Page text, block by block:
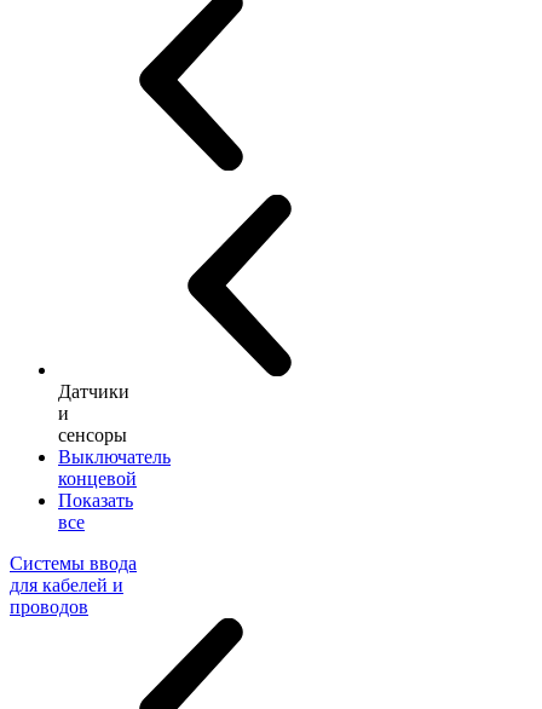
Датчики
и
сенсоры
Выключатель
концевой
Показать
все
Системы ввода
для кабелей и
проводов